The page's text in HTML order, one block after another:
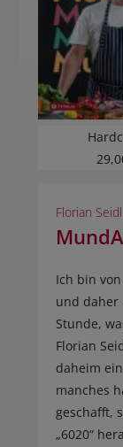
Florian Seidl
Ich bin
und daher
Stunde,
Florian
daheim
manches
geschafft,
„6020“